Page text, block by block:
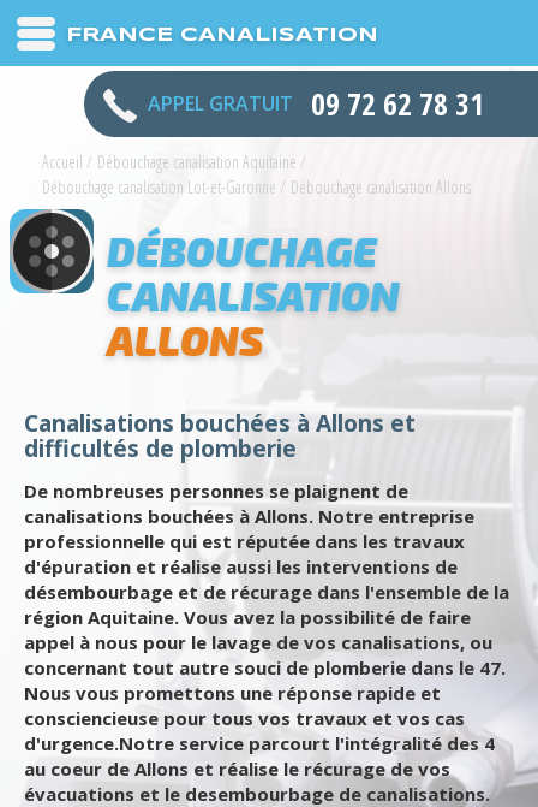
FRANCE CANALISATION
APPEL GRATUIT 09 72 62 78 31
Accueil / Débouchage canalisation Aquitaine /
Débouchage canalisation Lot-et-Garonne / Débouchage canalisation Allons
DÉBOUCHAGE
CANALISATION
ALLONS
Canalisations bouchées à Allons et
difficultés de plomberie
De nombreuses personnes se plaignent de
canalisations bouchées à Allons. Notre entreprise
professionnelle qui est réputée dans les travaux
d'épuration et réalise aussi les interventions de
désembourbage et de récurage dans l'ensemble de la
région Aquitaine. Vous avez la possibilité de faire
appel à nous pour le lavage de vos canalisations, ou
concernant tout autre souci de plomberie dans le 47.
Nous vous promettons une réponse rapide et
consciencieuse pour tous vos travaux et vos cas
d'urgence.Notre service parcourt l'intégralité des 4
au coeur de Allons et réalise le récurage de vos
évacuations et le desembourbage de canalisations.